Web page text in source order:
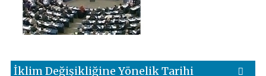
İklim Değişikliğine Yönelik Tarihi